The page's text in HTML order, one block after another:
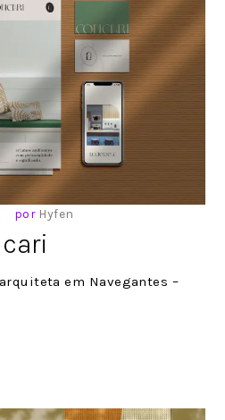
por Hyfen
em Navegantes –